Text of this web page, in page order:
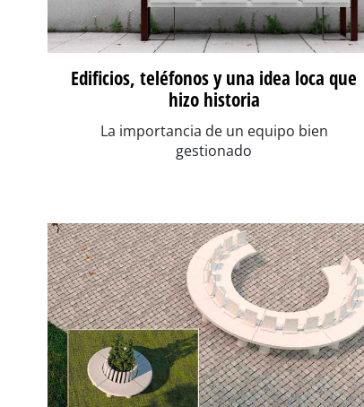
Edificios, teléfonos y una idea loca que
hizo historia
La importancia de un equipo bien
gestionado